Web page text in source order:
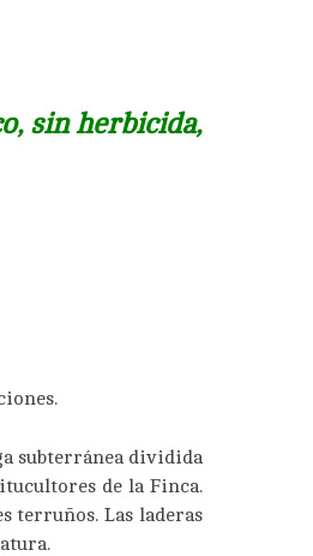
sin herbicida,
subterránea dividida
de la Finca.
terruños. Las laderas